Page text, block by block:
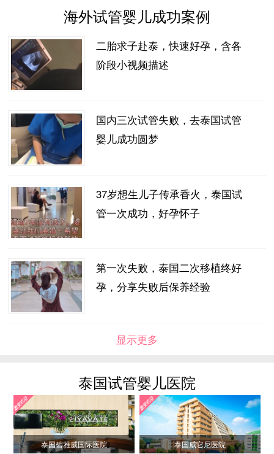
海外试管婴儿成功案例
二胎求子赴泰，快速好孕，含各
阶段小视频描述
国内三次试管失败，去泰国试管
婴儿成功圆梦
37岁想生儿子传承香火，泰国试
管一次成功，好孕怀子
第一次失败，泰国二次移植终好
孕，分享失败后保养经验
显示更多
泰国试管婴儿医院
泰国碧雅威国际医院 泰国威它尼医院